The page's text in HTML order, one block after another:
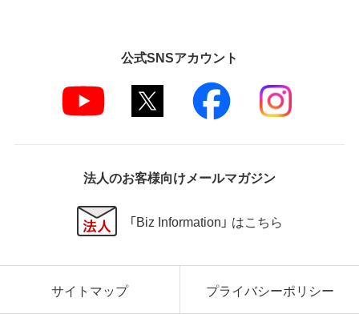
公式SNSアカウント
法人のお客様向けメールマガジン
「Biz Information」 はこちら
サイトマップ プライバシーポリシー